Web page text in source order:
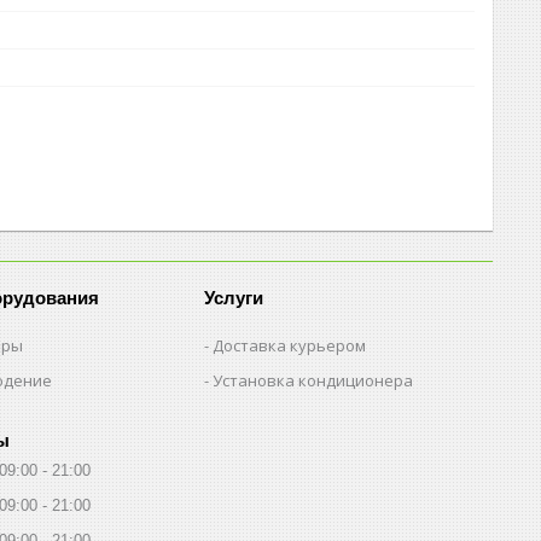
Услуги
Доставка курьером
Установка кондиционера
09:00
21:00
09:00
21:00